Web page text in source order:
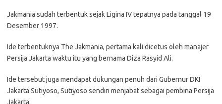
Jakmania sudah terbentuk sejak Ligina IV tepatnya pada tanggal 19
Desember 1997.
Ide terbentuknya The Jakmania, pertama kali dicetus oleh manajer
Persija Jakarta waktu itu yang bernama Diza Rasyid Ali.
Ide tersebut juga mendapat dukungan penuh dari Gubernur DKI
Jakarta Sutiyoso, Sutiyoso sendiri menjabat sebagai pembina Persija
Jakarta.